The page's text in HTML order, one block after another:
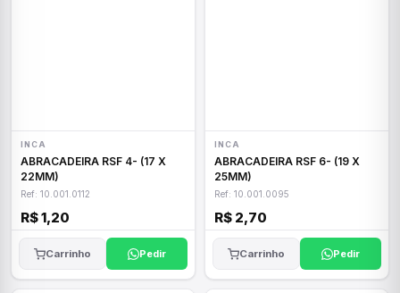
INCA
ABRACADEIRA RSF 4- (17 X
22MM)
Ref: 10.001.0112
R$ 1,20
Carrinho Pedir
INCA
ABRACADEIRA RSF 6- (19 X
25MM)
Ref: 10.001.0095
R$ 2,70
Carrinho Pedir